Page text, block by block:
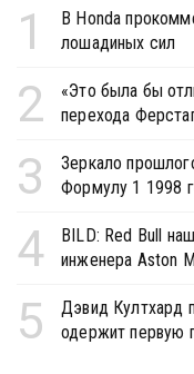
1
В Honda
лошадиных сил
2
«Это была бы
перехода
3
Зеркало
Формулу 1 1998
4
BILD: Red Bull
инженера Aston
5
Дэвид Култхард
одержит первую